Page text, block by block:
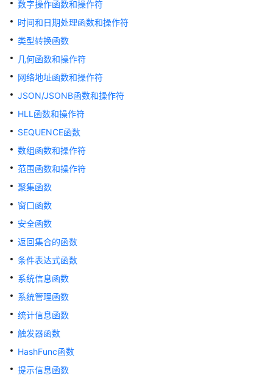
入
门
户
指
南
开
发
指
南
开
发
南
（分
式
_V2.0-
10.x）
开
发
指
（集
数字操作函数和操作符
时间和日期处理函数和操作符
类型转换函数
几何函数和操作符
网络地址函数和操作符
JSON/JSONB函数和操作符
HLL函数和操作符
SEQUENCE函数
数组函数和操作符
范围函数和操作符
聚集函数
窗口函数
安全函数
返回集合的函数
条件表达式函数
系统信息函数
系统管理函数
统计信息函数
触发器函数
HashFunc函数
提示信息函数